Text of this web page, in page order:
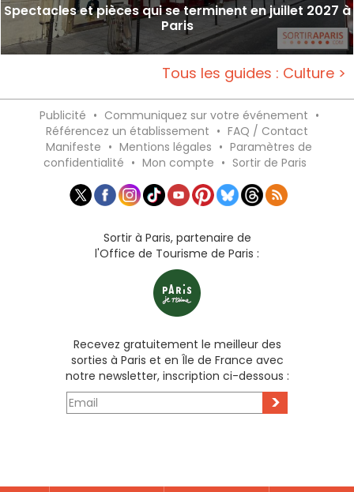
Spectacles et pièces qui se terminent en juillet 2027 à
Paris
Tous les guides : Culture >
Publicité • Communiquez sur votre événement •
Référencez un établissement • FAQ / Contact
Manifeste • Mentions légales • Paramètres de
confidentialité • Mon compte • Sortir de Paris
Sortir à Paris, partenaire de
l'Office de Tourisme de Paris :
Recevez gratuitement le meilleur des
sorties à Paris et en Île de France avec
notre newsletter, inscription ci-dessous :
>